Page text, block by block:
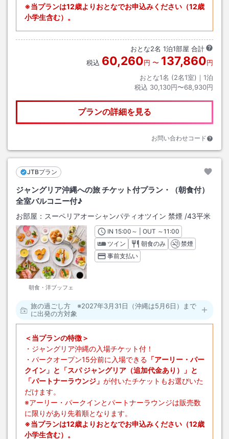
※当プランは12歳よりおとなでお申込みください（12歳
小学生含む）。
おとな2名 1泊1部屋 合計
税込 60,260円 〜 137,860円
おとな1名 (2名1室)｜ 1泊
税込 30,130円〜68,930円
プランの詳細を見る
お問い合わせコード
JTBプラン
ジャングリア沖縄への旅 チケット付プラン・（朝食付）
全室バルコニー付♪
お部屋： スーペリアオーシャンパティオツイン 禁煙 /43平米
朝食・洋ブッフェ
INチェックイン
15:00 ～ | OUT チェックアウト
～11:00
ツイン
朝食のみ
禁煙
事前支払い
旅の過ごし方 ※2027年3月31日（沖縄は5月6日）まで
に出発の方対象
＜当プランの特徴＞
・ジャングリア沖縄の入場チケット付！
・パークオープン15分前に入場できる 「アーリー・パー
クイン」と「スパ ジャングリア（追加代金あり）」と
「パートナーラウンジ」 が付いたチケットもお選びいた
だけます。
※アーリー・パークインとパートナーラウンジは販売数
に限りがあり先着順となります。
※当プランは12歳よりおとなでお申込みください（12歳
小学生含む）。